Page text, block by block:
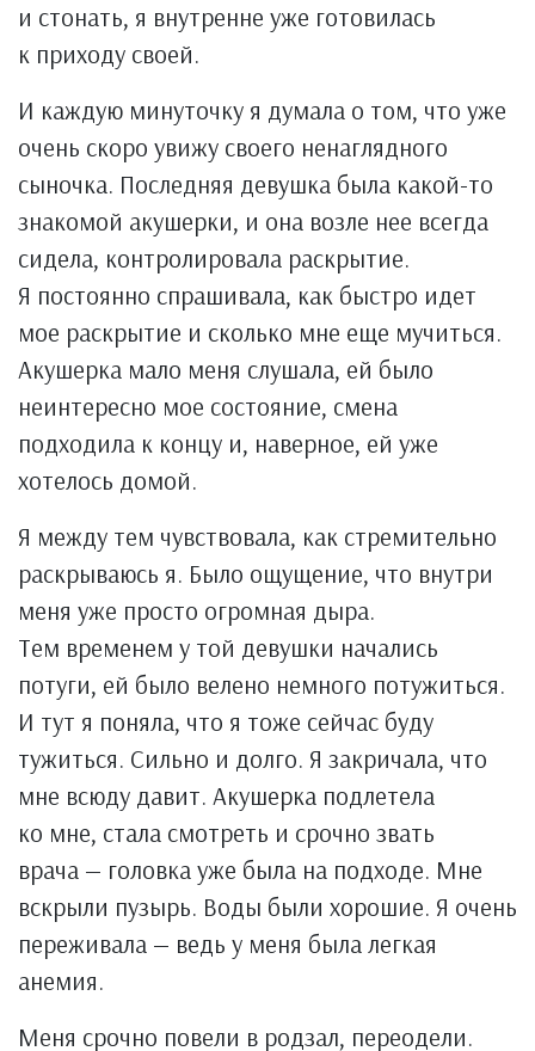
и стонать, я внутренне уже готовилась
к приходу своей.
И каждую минуточку я думала о том, что уже
очень скоро увижу своего ненаглядного
сыночка. Последняя девушка была какой-то
знакомой акушерки, и она возле нее всегда
сидела, контролировала раскрытие.
Я постоянно спрашивала, как быстро идет
мое раскрытие и сколько мне еще мучиться.
Акушерка мало меня слушала, ей было
неинтересно мое состояние, смена
подходила к концу и, наверное, ей уже
хотелось домой.
Я между тем чувствовала, как стремительно
раскрываюсь я. Было ощущение, что внутри
меня уже просто огромная дыра.
Тем временем у той девушки начались
потуги, ей было велено немного потужиться.
И тут я поняла, что я тоже сейчас буду
тужиться. Сильно и долго. Я закричала, что
мне всюду давит. Акушерка подлетела
ко мне, стала смотреть и срочно звать
врача — головка уже была на подходе. Мне
вскрыли пузырь. Воды были хорошие. Я очень
переживала — ведь у меня была легкая
анемия.
Меня срочно повели в родзал, переодели.